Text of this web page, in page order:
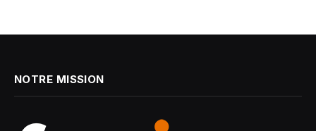
NOTRE MISSION